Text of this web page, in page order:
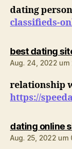
dating
classifieds-
best dating
Aug. 24, 2022 um
relationship
https://
dating online
Aug. 25, 2022 um